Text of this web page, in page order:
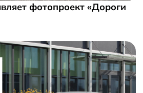
фотопроект «Дороги